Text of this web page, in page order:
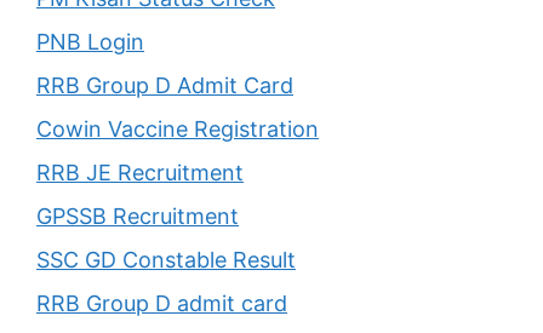
PNB Login
RRB Group D Admit Card
Cowin Vaccine Registration
RRB JE Recruitment
GPSSB Recruitment
SSC GD Constable Result
RRB Group D admit card